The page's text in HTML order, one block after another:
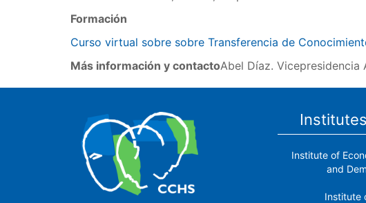
Formación
Curso virtual sobre sobre Transferencia de
Más información y contactoAbel Díaz. Vicepresidencia
Institute of
and
Institute